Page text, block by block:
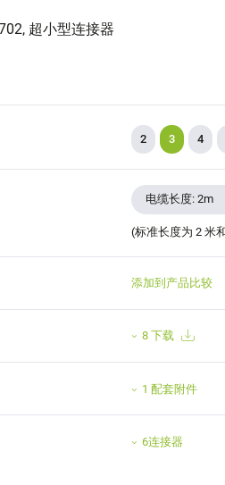
超小型连接器
2 3 4
电缆长度: 2m
(标准长度为 2 米
添加到产品比较
8 下载
1 配套附件
6连接器